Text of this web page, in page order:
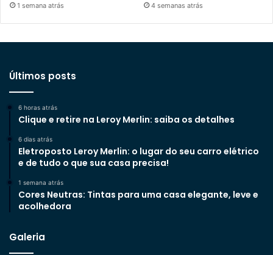
1 semana atrás 4 semanas atrás
Últimos posts
6 horas atrás
Clique e retire na Leroy Merlin: saiba os detalhes
6 dias atrás
Eletroposto Leroy Merlin: o lugar do seu carro elétrico
e de tudo o que sua casa precisa!
1 semana atrás
Cores Neutras: Tintas para uma casa elegante, leve e
acolhedora
Galeria